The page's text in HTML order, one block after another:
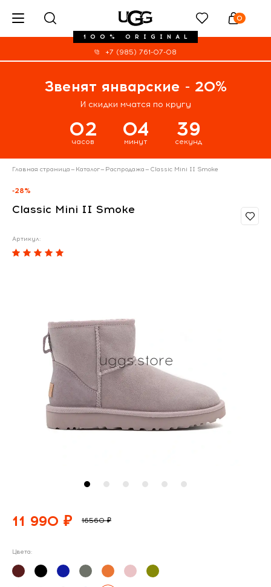
100% ORIGINAL
0
+7 (985) 761-07-08
Звенят январские - 20%
И скидки мчатся по кругу
02
часов
04
минут
38
секунд
Главная страница— Каталог— Распродажа— Classic Mini II Smoke
-28%
Classic Mini II Smoke
Артикул:
11 990 ₽ 16560 ₽
Цвета: